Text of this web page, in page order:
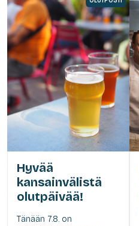
Hyvää
kansainvälistä
olutpäivää!
Tänään 7.8. on